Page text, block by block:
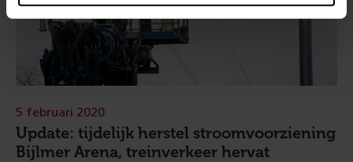
Update: tijdelijk herstel stroomvoorziening
Bijlmer Arena, treinverkeer hervat
5 februari 2020